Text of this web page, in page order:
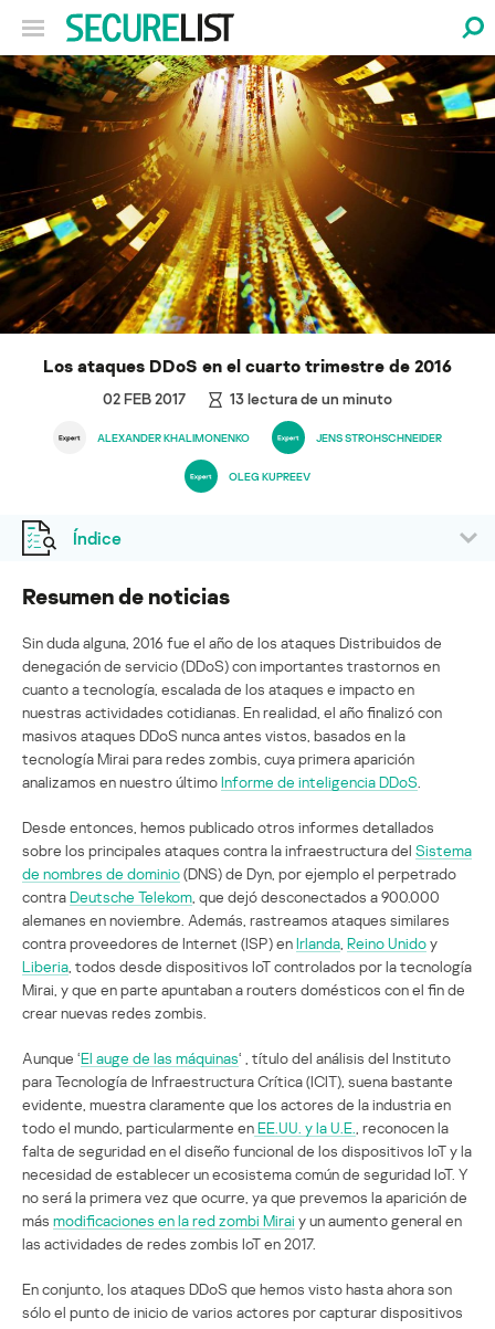
Los ataques DDoS en el cuarto trimestre de 2016
02 FEB 2017 13lectura de un minuto
ALEXANDER KHALIMONENKO JENS STROHSCHNEIDER
OLEG KUPREEV
Índice
Resumen de noticias
Sin duda alguna, 2016 fue el año de los ataques Distribuidos de
denegación de servicio (DDoS) con importantes trastornos en
cuanto a tecnología, escalada de los ataques e impacto en
nuestras actividades cotidianas. En realidad, el año finalizó con
masivos ataques DDoS nunca antes vistos, basados en la
tecnología Mirai para redes zombis, cuya primera aparición
analizamos en nuestro últimoInforme de inteligencia DDoS
Desde entonces, hemos publicado otros informes detallados
sobre los principales ataques contra la infraestructura del Sistema
de nombres de dominio(DNS) de Dyn, por ejemplo el perpetrado
contraDeutsche Telekom , que dejó desconectados a 900.000
alemanes en noviembre. Además, rastreamos ataques similares
contra proveedores de Internet (ISP) enIrlanda Reino Unidoy
Liberia , todos desde dispositivos IoT controlados por la tecnología
Mirai, y que en parte apuntaban a routers domésticos con el fin de
crear nuevas redes zombis.
Aunque ‘El auge de las máquinas‘ , título del análisis del Instituto
para Tecnología de Infraestructura Crítica (ICIT), suena bastante
evidente, muestra claramente que los actores de la industria en
todo el mundo, particularmente enEE.UU . y la U.E. , reconocen la
falta de seguridad en el diseño funcional de los dispositivos IoT y la
necesidad de establecer un ecosistema común de seguridad IoT. Y
no será la primera vez que ocurre, ya que prevemos la aparición de
más modificaciones en la red zombi Mirai y un aumento general en
las actividades de redes zombis IoT en 2017.
En conjunto, los ataques DDoS que hemos visto hasta ahora son
sólo el punto de inicio de varios actores por capturar dispositivos